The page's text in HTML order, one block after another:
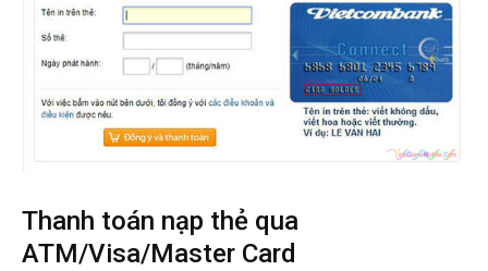
Thanh toán nạp thẻ qua
ATM/Visa/Master Card